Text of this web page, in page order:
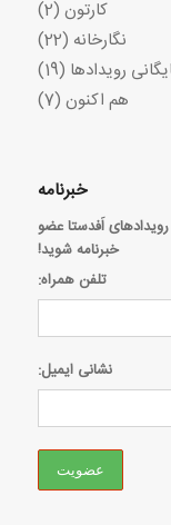
کارتون (2)
نگارخانه (22)
رویدادها (19)
هم اکنون (7)
خبرنامه
رویدادهای اَفدستا عضو
خبرنامه شوید!
تلفن همراه:
نشانی ایمیل: